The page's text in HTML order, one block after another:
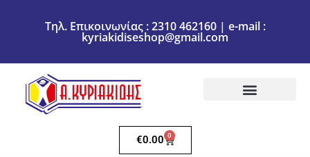
Τηλ. Επικοινωνίας : 2310 462160 | e-mail :
kyriakidiseshop@gmail.com
€0.00 0